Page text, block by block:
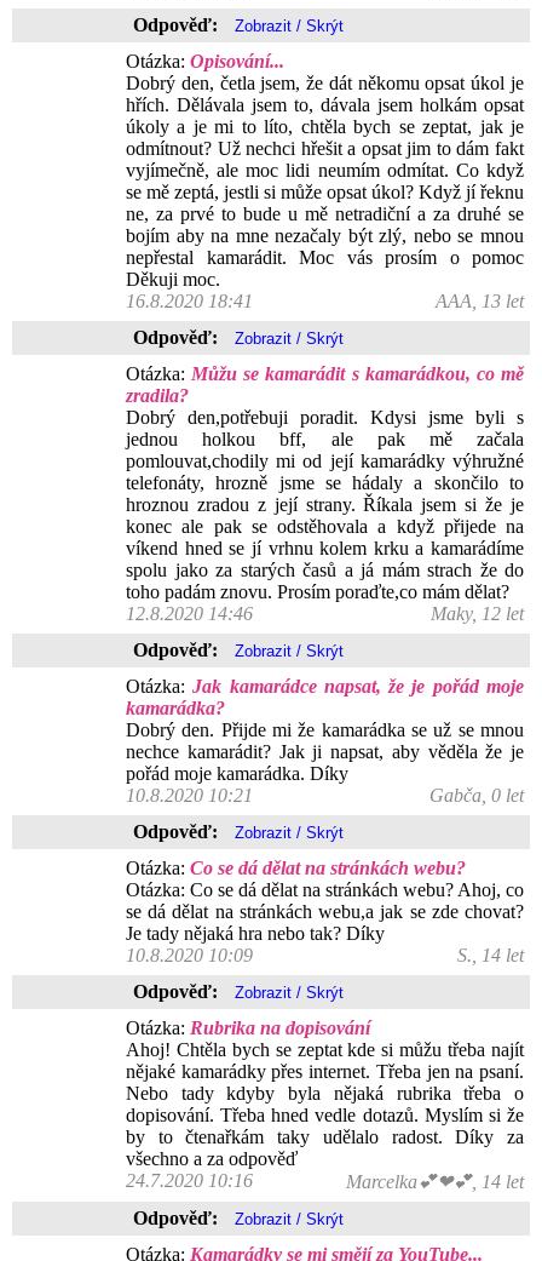
Odpověď:
Otázka: Opisování...
Dobrý den, četla jsem, že dát někomu opsat úkol je
hřích. Dělávala jsem to, dávala jsem holkám opsat
úkoly a je mi to líto, chtěla bych se zeptat, jak je
odmítnout? Už nechci hřešit a opsat jim to dám fakt
vyjímečně, ale moc lidi neumím odmítat. Co když
se mě zeptá, jestli si může opsat úkol? Když jí řeknu
ne, za prvé to bude u mě netradiční a za druhé se
bojím aby na mne nezačaly být zlý, nebo se mnou
nepřestal kamarádit. Moc vás prosím o pomoc
Děkuji moc.
16.8.2020 18:41
AAA, 13 let
Odpověď:
Otázka: Můžu se kamarádit s kamarádkou, co mě
zradila?
Dobrý den,potřebuji poradit. Kdysi jsme byli s
jednou holkou bff, ale pak mě začala
pomlouvat,chodily mi od její kamarádky výhružné
telefonáty, hrozně jsme se hádaly a skončilo to
hroznou zradou z její strany. Říkala jsem si že je
konec ale pak se odstěhovala a když přijede na
víkend hned se jí vrhnu kolem krku a kamarádíme
spolu jako za starých časů a já mám strach že do
toho padám znovu. Prosím poraďte,co mám dělat?
12.8.2020 14:46
Maky, 12 let
Odpověď:
Otázka:Jak kamarádce napsat, že je pořád moje
kamarádka?
Dobrý den. Přijde mi že kamarádka se už se mnou
nechce kamarádit? Jak ji napsat, aby věděla že je
pořád moje kamarádka. Díky
10.8.2020 10:21
Gabča, 0 let
Odpověď:
Otázka: Co se dá dělat na stránkách webu?
Otázka: Co se dá dělat na stránkách webu? Ahoj, co
se dá dělat na stránkách webu,a jak se zde chovat?
Je tady nějaká hra nebo tak? Díky
10.8.2020 10:09
S., 14 let
Odpověď:
Otázka: Rubrika na dopisování
Ahoj! Chtěla bych se zeptat kde si můžu třeba najít
nějaké kamarádky přes internet. Třeba jen na psaní.
Nebo tady kdyby byla nějaká rubrika třeba o
dopisování. Třeba hned vedle dotazů. Myslím si že
by to čtenařkám taky udělalo radost. Díky za
všechno a za odpověď
24.7.2020 10:16
Marcelka💕❤💕, 14 let
Odpověď:
Otázka: Kamarádky se mi smějí za YouTube...